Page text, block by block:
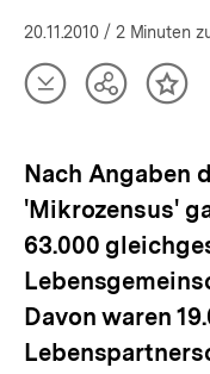
20.11.2010 / 2 Minuten
Artikel
herunterladen
Teilen
Nach Angaben
'Mikrozensus'
63.000
Davon waren